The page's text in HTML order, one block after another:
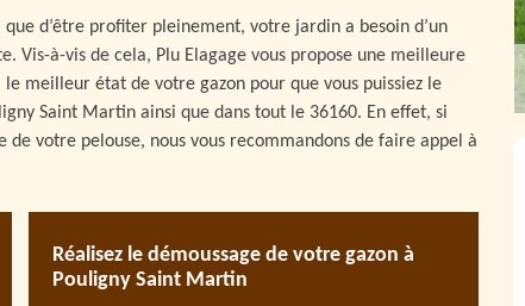
d’être profiter pleinement, votre jardin a besoin d’un
à-vis de cela, Plu Elagage vous propose une meilleure
meilleur état de votre gazon pour que vous puissiez le
Saint Martin ainsi que dans tout le 36160. En effet, si
votre pelouse, nous vous recommandons de faire appel à
Réalisez le démoussage de votre gazon à
Pouligny Saint Martin